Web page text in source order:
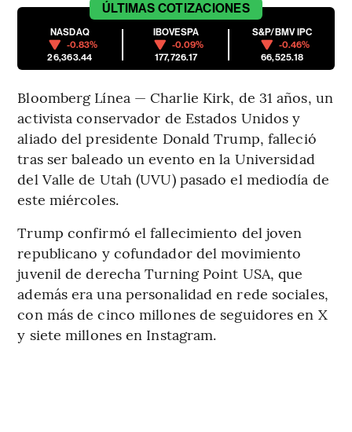
ÚLTIMAS COTIZACIONES
NASDAQ
-0.83%
26,363.44
IBOVESPA
-0.09%
177,726.17
S&P/BMV IPC
-0.46%
66,525.18
Bloomberg Línea — Charlie Kirk, de 31 años, un
activista conservador de Estados Unidos y
aliado del presidente Donald Trump, falleció
tras ser baleado un evento en la Universidad
del Valle de Utah (UVU) pasado el mediodía de
este miércoles.
Trump confirmó el fallecimiento del joven
republicano y cofundador del movimiento
juvenil de derecha Turning Point USA, que
además era una personalidad en rede sociales,
con más de cinco millones de seguidores en X
y siete millones en Instagram.